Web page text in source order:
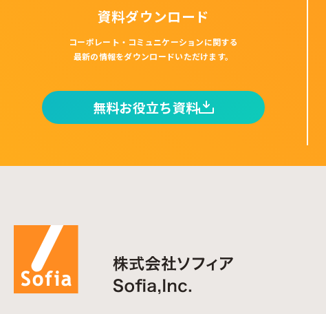
資料ダウンロード
コーポレート・コミュニケーションに関する
最新の情報をダウンロードいただけます。
無料お役立ち資料